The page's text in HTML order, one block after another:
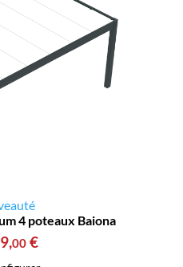
4 poteaux Baiona
,00 €